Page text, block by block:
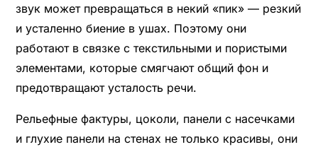
звук может превращаться в некий «пик» — резкий
и усталенно биение в ушах. Поэтому они
работают в связке с текстильными и пористыми
элементами, которые смягчают общий фон и
предотвращают усталость речи.
Рельефные фактуры, цоколи, панели с насечками
и глухие панели на стенах не только красивы, они